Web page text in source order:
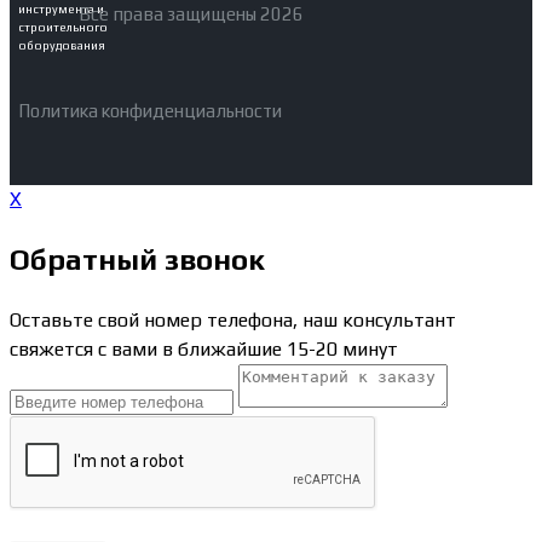
инструмента и
строительного
оборудования
Все права защищены 2026
Политика конфиденциальности
X
Обратный звонок
Оставьте свой номер телефона, наш консультант
свяжется с вами в ближайшие 15-20 минут